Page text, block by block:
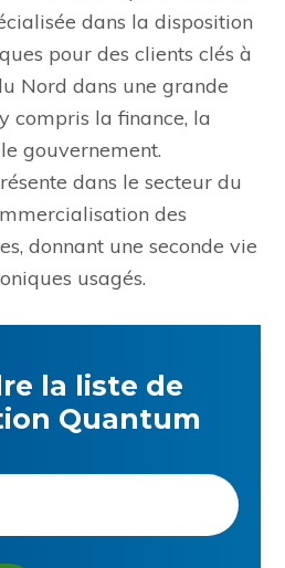
dans la disposition
pour des clients clés à
Nord dans une grande
compris la finance, la
gouvernement.
dans le secteur du
des
donnant une seconde vie
usagés.
la liste de
Quantum